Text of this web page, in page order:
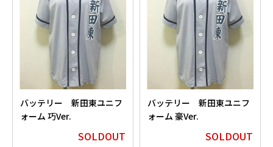
バッテリー 新田東ユニフ
ォーム 巧Ver.
SOLDOUT
バッテリー 新田東ユニフ
ォーム 豪Ver.
SOLDOUT